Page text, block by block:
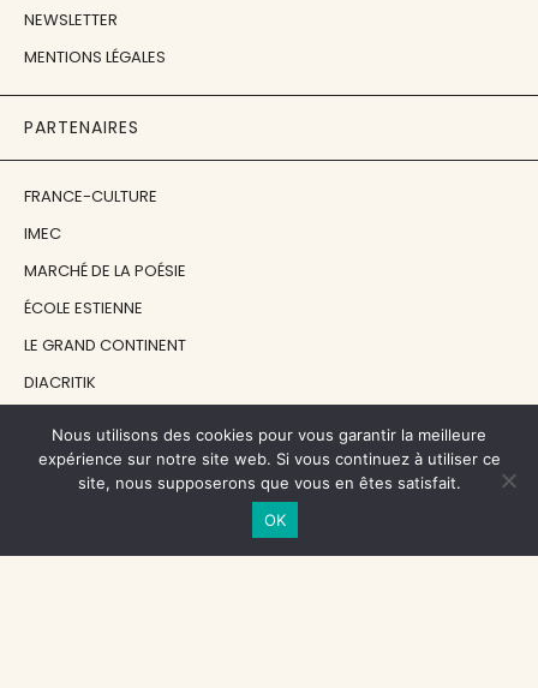
NEWSLETTER
MENTIONS LÉGALES
PARTENAIRES
FRANCE-CULTURE
IMEC
MARCHÉ DE LA POÉSIE
ÉCOLE ESTIENNE
LE GRAND CONTINENT
DIACRITIK
NOS SOUTIENS
CENTRE NATIONAL DU LIVRE
Nous utilisons des cookies pour vous garantir la meilleure
expérience sur notre site web. Si vous continuez à utiliser ce
site, nous supposerons que vous en êtes satisfait.
OK